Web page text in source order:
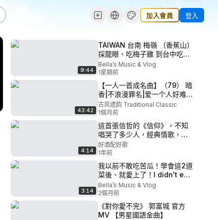
加入會員 登入
9:44
TAIWAN 台南 梅嶺 （香蕉山）
採龍眼、吃梅子雞 到台中吃到
飽 2天一夜 旅遊volg#taiwan
#台南 #台中 #大遠百 #vlog
#travel
Bella’s Music & Vlog
1星期前
43:42
【一人一首成名曲】（79） 暗
香|不浪漫罪名|爱一个人好难|
爱要怎么说出口|半斤八两|爱我
的人和我爱的人|别问我是谁|波
斯猫|不是我不小心|爱情鸟
【金曲精选】【经典金曲】
【华语金曲】
古风遗韵 Traditional Classic
1個月前
4:14
這首張信哲的《信仰》，不知
唱哭了多少人，經典情歌，感
動入心
好酒配好歌
1年前
3:14
我以前不敢吃苦瓜！學會這2道
菜後、就愛上了！I didn't eat
bitter melon before! After
learning this 2 dishes now I
love it #苦瓜#苦瓜炒鹹蛋#苦
瓜炒黑豆鼓 #苦瓜炒小魚乾
Bella’s Music & Vlog
2個月前
《對你愛不完》 郭富城 官方
MV 【男星國語金曲】